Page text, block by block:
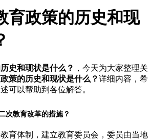
育政策的历史和现
史和现状是什么？ ，今天为大家整理关
策的历史和现状是什么？详细内容，希
可以帮助到各位解答。
次教育改革的措施？
育体制，建立教育委员会，委员由当地